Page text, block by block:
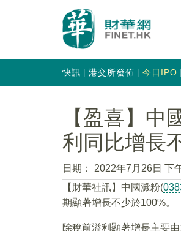
快訊 港交所發佈 今日IPO
【盈喜】
利同比增長
日期：
2022年7月26日 下
【財華社訊】中國澱粉(
期顯著增長不少於100%。
除稅前溢利顯著增長主要